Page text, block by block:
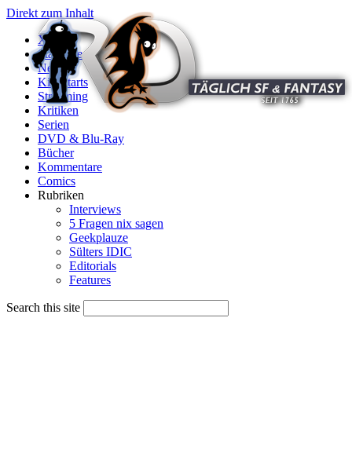
Direkt zum Inhalt
X
Startseite
News
Kinostarts
Streaming
Kritiken
Serien
DVD & Blu-Ray
Bücher
Kommentare
Comics
Rubriken
Interviews
5 Fragen nix sagen
Geekplauze
Sülters IDIC
Editorials
Features
Search this site